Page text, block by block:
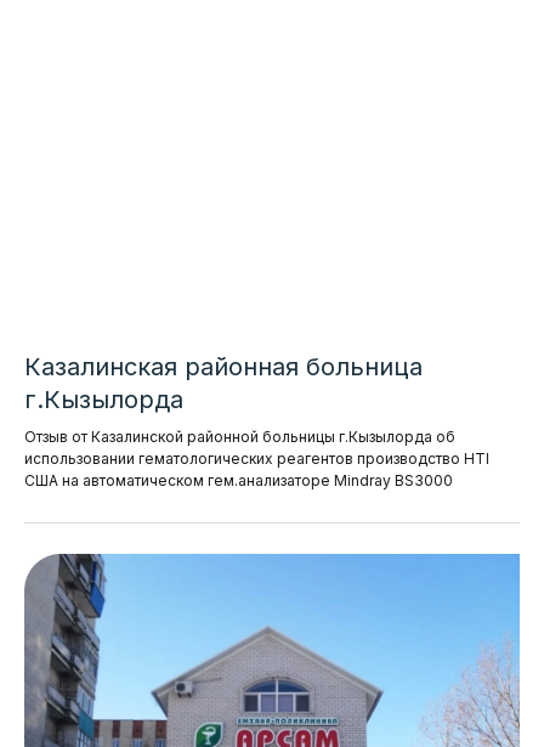
Казалинская районная больница
г.Кызылорда
Отзыв от Казалинской районной больницы г.Кызылорда об
использовании гематологических реагентов производство HTI
США на автоматическом гем.анализаторе Mindray BS3000